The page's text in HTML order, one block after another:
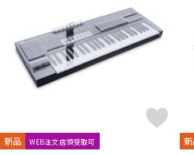
新品 WEB注文店頭受取可